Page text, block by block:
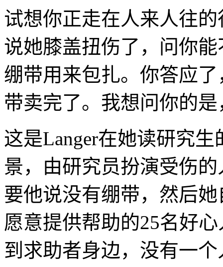
试想你正走在人来人往
说她膝盖扭伤了，问你
绷带用来包扎。你答应
带卖完了。我想问你的
这是Langer在她读研究
景，由研究员扮演受伤
要他说没有绷带，然后
愿意提供帮助的25名好
到求助者身边，没有一